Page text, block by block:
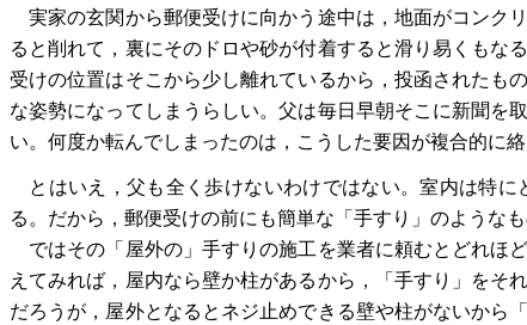
実家の玄関から郵便受けに向かう途中は，地面がコンク
ると削れて，裏にそのドロや砂が付着すると滑り易くもな
受けの位置はそこから少し離れているから，投函されたも
な姿勢になってしまうらしい。父は毎日早朝そこに新聞を
い。何度か転んでしまったのは，こうした要因が複合的に絡
とはいえ，父も全く歩けないわけではない。室内は特に
る。だから，郵便受けの前にも簡単な「手すり」のような
ではその「屋外の」手すりの施工を業者に頼むとどれほ
えてみれば，屋内なら壁か柱があるから，「手すり」をそ
だろうが，屋外となるとネジ止めできる壁や柱がないから